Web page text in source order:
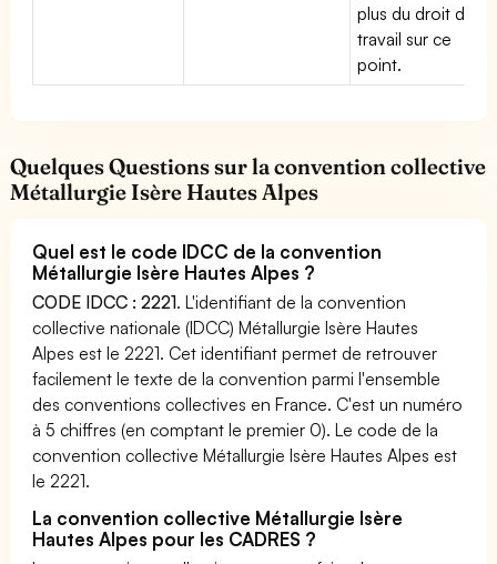
plus du droit du
travail sur ce
point.
Quelques Questions sur la convention collective
Métallurgie Isère Hautes Alpes
Quel est le code IDCC de la convention
Métallurgie Isère Hautes Alpes ?
CODE IDCC : 2221. L'identifiant de la convention
collective nationale (IDCC) Métallurgie Isère Hautes
Alpes est le 2221. Cet identifiant permet de retrouver
facilement le texte de la convention parmi l'ensemble
des conventions collectives en France. C'est un numéro
à 5 chiffres (en comptant le premier 0). Le code de la
convention collective Métallurgie Isère Hautes Alpes est
le 2221.
La convention collective Métallurgie Isère
Hautes Alpes pour les CADRES ?